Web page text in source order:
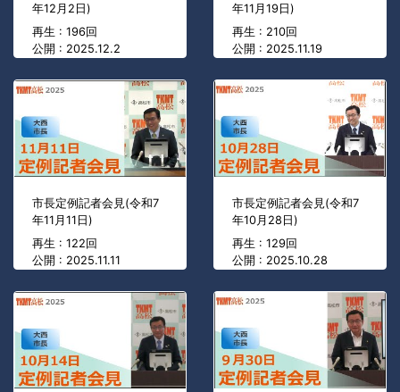
年12月2日)
再生 : 196回
公開 : 2025.12.2
年11月19日)
再生 : 210回
公開 : 2025.11.19
市長定例記者会見(令和7
年11月11日)
再生 : 122回
公開 : 2025.11.11
市長定例記者会見(令和7
年10月28日)
再生 : 129回
公開 : 2025.10.28